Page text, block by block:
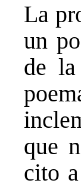
La
un
de
que
cito